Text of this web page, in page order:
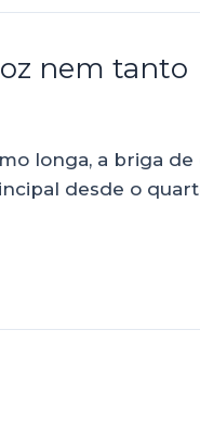
nem tanto
longa, a briga
desde o